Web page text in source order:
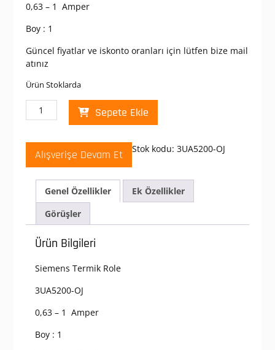
0,63 – 1 Amper
Boy : 1
Güncel fiyatlar ve iskonto oranları için lütfen bize mail
atınız
Ürün Stoklarda
Siemens
3UA52-
Termik
Role
0,63-
Amper
Sepete Ekle
Alışverişe Devam Et Stok kodu: 3UA5200-OJ
Genel Özellikler
Ek Özellikler
Görüşler
Ürün Bilgileri
Siemens Termik Role
3UA5200-OJ
0,63 – 1 Amper
Boy : 1